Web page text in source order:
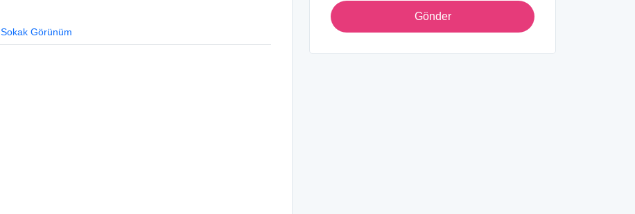
Sokak Görünüm
Gönder